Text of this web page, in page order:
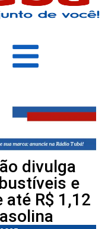
divulga
e
R$ 1,12